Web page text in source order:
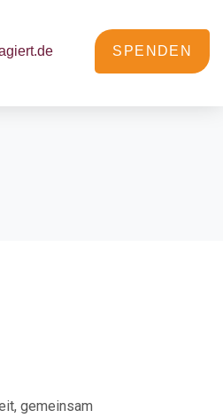
SPENDEN
gemeinsam